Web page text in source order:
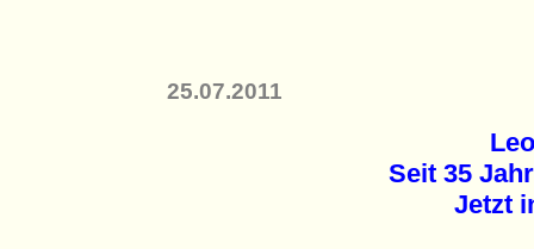
25.07.2011
Seit 35
Jetzt